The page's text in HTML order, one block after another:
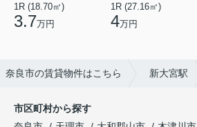
1R (18.70㎡)
3.7万円
1R (27.16㎡)
4万円
奈良市の賃貸物件はこちら 新大宮駅
市区町村から探す